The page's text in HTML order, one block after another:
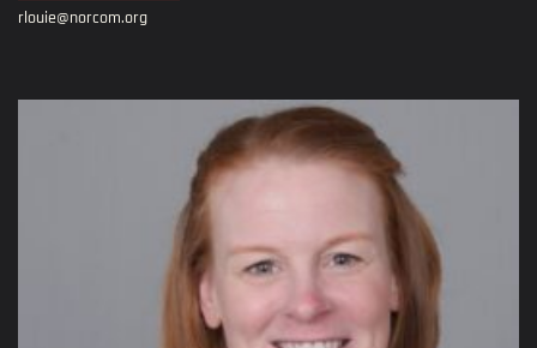
rlouie@norcom.org